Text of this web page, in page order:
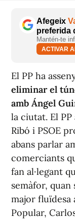
Afegeix
preferida
Mantén-te
ACTIVAR
El PP ha
eliminar el
amb Ángel
la ciutat. El
Ribó i PSOE
abans parlar
comerciants
fan al·legant
semàfor,
major
Popular,